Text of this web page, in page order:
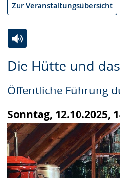
Zur Veranstaltungsübersicht
Die Hütte und
Öffentliche Führung
Sonntag, 12.10.2025,
Leichten
Sprache
wechseln.
Audio-
Unterstützung.
Video
in
Deutscher
Gebärdensprache
wird
angezeigt.